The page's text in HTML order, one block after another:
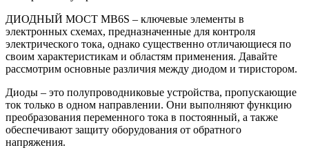
ДИОДНЫЙ МОСТ MB6S – ключевые элементы в
электронных схемах, предназначенные для контроля
электрического тока, однако существенно отличающиеся по
своим характеристикам и областям применения. Давайте
рассмотрим основные различия между диодом и тиристором.
Диоды – это полупроводниковые устройства, пропускающие
ток только в одном направлении. Они выполняют функцию
преобразования переменного тока в постоянный, а также
обеспечивают защиту оборудования от обратного
напряжения.